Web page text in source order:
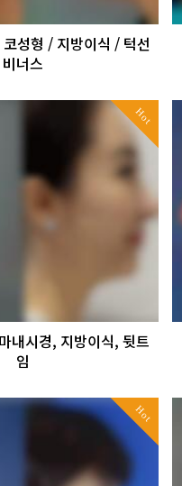
성형 / 지방이식 / 턱선
비너스
Hot
내시경, 지방이식, 뒷트
임
Hot